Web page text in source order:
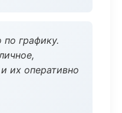
по графику.
их оперативно